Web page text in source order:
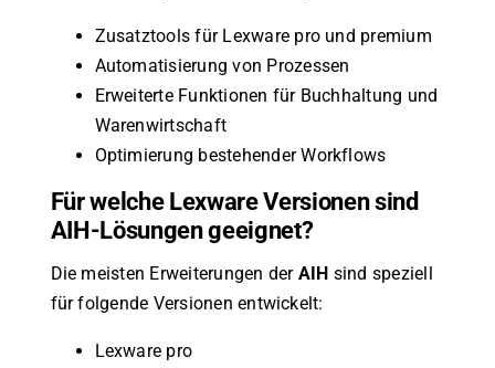
Zusatztools für Lexware pro und premium
Automatisierung von Prozessen
Erweiterte Funktionen für Buchhaltung und
Warenwirtschaft
Optimierung bestehender Workflows
Für welche Lexware Versionen sind
AIH-Lösungen geeignet?
Die meisten Erweiterungen der AIH sind speziell
für folgende Versionen entwickelt:
Lexware pro